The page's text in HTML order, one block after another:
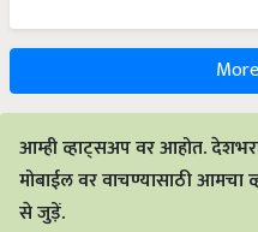
आम्ही व्हाट्सअप वर आहोत.
मोबाईल वर वाचण्यासाठी आमचा
से जुड़ें.